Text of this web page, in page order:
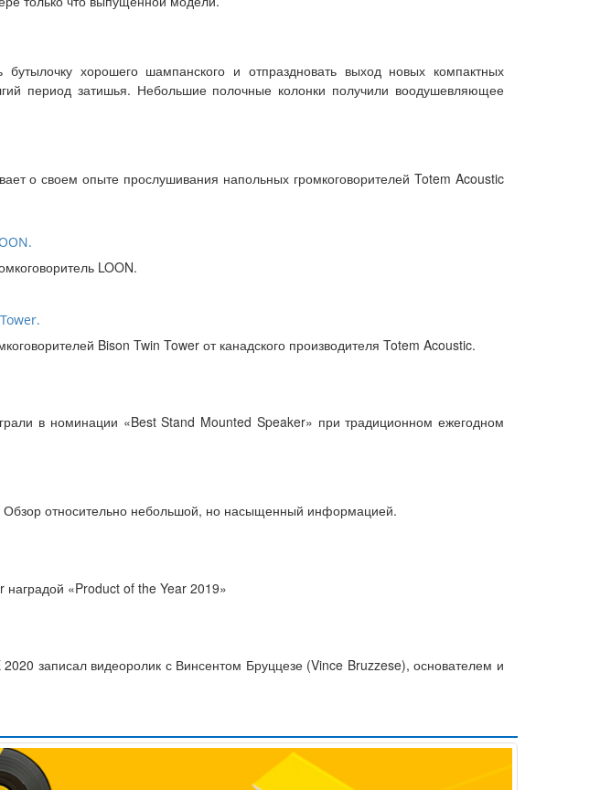
хорошего шампанского и отпраздновать выход новых компактных
период затишья. Небольшие полочные колонки получили воодушевляющее
о своем опыте прослушивания напольных громкоговорителей Totem Acoustic
LOON.
Bison Twin Tower от канадского производителя Totem Acoustic.
в номинации «Best Stand Mounted Speaker» при традиционном ежегодном
относительно небольшой, но насыщенный информацией.
наградой «Product of the Year 2019»
записал видеоролик с Винсентом Бруццезе (Vince Bruzzese), основателем и